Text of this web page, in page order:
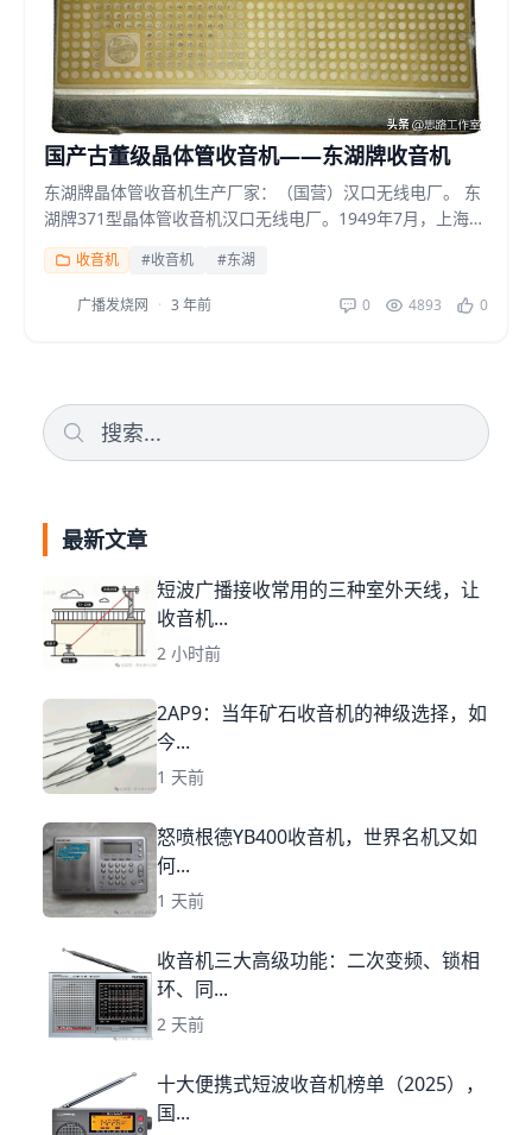
国产古董级晶体管收音机——东湖牌收音机
东湖牌晶体管收音机生产厂家：（国营）汉口无线电厂。 东
湖牌371型晶体管收音机汉口无线电厂。1949年7月，上海在
“空军器材维修厂”的基础上建立了上海无线电厂...
收音机 #收音机 #东湖
广播发烧网 · 3 年前 0 4893 0
最新文章
短波广播接收常用的三种室外天线，让
收音机...
2 小时前
2AP9：当年矿石收音机的神级选择，如
今...
1 天前
怒喷根德YB400收音机，世界名机又如
何...
1 天前
收音机三大高级功能：二次变频、锁相
环、同...
2 天前
十大便携式短波收音机榜单（2025），
国...